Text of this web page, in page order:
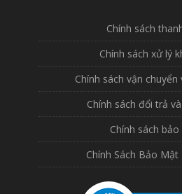
Chính sách
Chính sách xử lý
Chính sách vận chuyển
Chính sách đổi trả
Chính sách bảo
Chính Sách Bảo Mật